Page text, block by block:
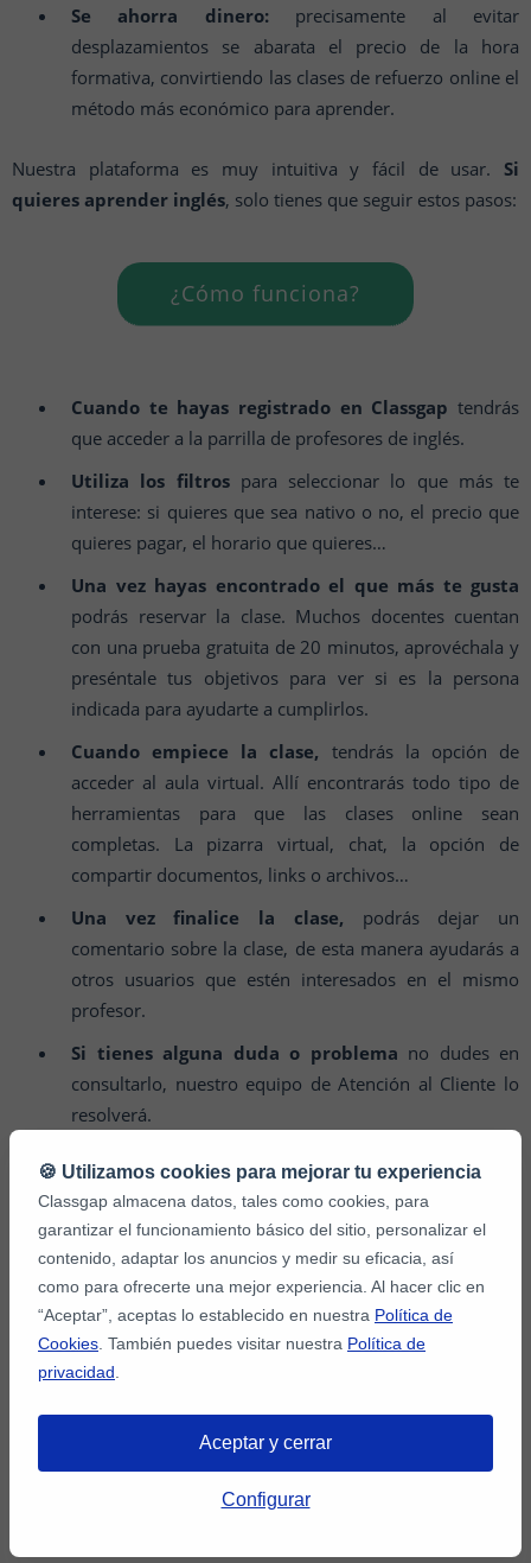
Se ahorra dinero:precisamente al evitar
desplazamientos se abarata el precio de la hora
formativa, convirtiendo las clases de refuerzo online el
método más económico para aprender.
Nuestra plataforma es muy intuitiva y fácil de usar. Si
quieres aprender inglés, solo tienes que seguir estos pasos:
¿Cómo funciona?
Cuando te hayas registrado en Classgap tendrás
que acceder a la parrilla de profesores de inglés.
Utiliza los filtrospara seleccionar lo que más te
interese: si quieres que sea nativo o no, el precio que
quieres pagar, el horario que quieres…
Una vez hayas encontrado el que más te gusta
podrás reservar la clase. Muchos docentes cuentan
con una prueba gratuita de 20 minutos, aprovéchala y
preséntale tus objetivos para ver si es la persona
indicada para ayudarte a cumplirlos.
Cuando empiece la clase, tendrás la opción de
acceder al aula virtual. Allí encontrarás todo tipo de
herramientas para que las clases online sean
completas. La pizarra virtual, chat, la opción de
compartir documentos, links o archivos…
Una vez finalice la clase, podrás dejar un
comentario sobre la clase, de esta manera ayudarás a
otros usuarios que estén interesados en el mismo
profesor.
Si tienes alguna duda o problema no dudes en
consultarlo, nuestro equipo de Atención al Cliente lo
resolverá.
Con las clases online de inglés puedes aprender de forma
totalmente personalizada.Estás a un paso de dominar el
ingléspara conseguir el trabajo de tus sueños. No esperes
más y regístrate hoy mismo.
🍪 Utilizamos cookies para mejorar tu experiencia
Classgap almacena datos, tales como cookies, para
garantizar el funcionamiento básico del sitio, personalizar el
contenido, adaptar los anuncios y medir su eficacia, así
como para ofrecerte una mejor experiencia. Al hacer clic en
“Aceptar”, aceptas lo establecido en nuestra Política de
Cookies . También puedes visitar nuestra Política de
privacidad
Aceptar y cerrar
Configurar